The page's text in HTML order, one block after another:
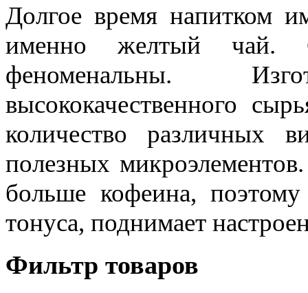
Долгое время напитком
именно желтый чай.
феноменальны.
высококачественного
количество различных
полезных
больше кофеина,
тонуса, поднимает
Фильтр товаров